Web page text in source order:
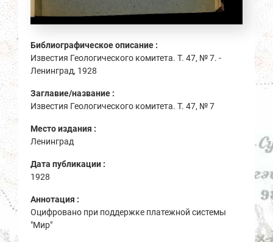
Библиографическое описание :
Известия Геологического комитета. Т. 47, № 7. -
Ленинград, 1928
Заглавие/название :
Известия Геологического комитета. Т. 47, № 7
Место издания :
Ленинград
Дата публикации :
1928
Аннотация :
Оцифровано при поддержке платежной системы
"Мир"